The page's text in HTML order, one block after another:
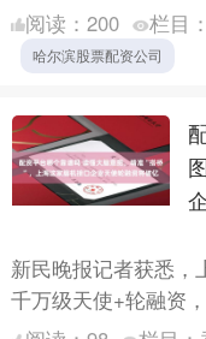
点项目，启元新创项
新材持续深....
阅读： 200 栏目：
哈尔滨股票配资公司
新民晚报记者获悉，
千万级天使+轮融资
使阶段累计融资额将